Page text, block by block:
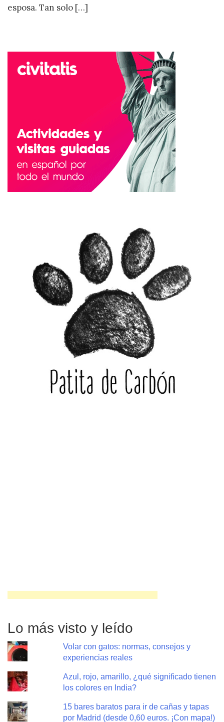
esposa. Tan solo […]
Lo más visto y leído
Volar con gatos: normas, consejos y
experiencias reales
Azul, rojo, amarillo, ¿qué significado tienen
los colores en India?
15 bares baratos para ir de cañas y tapas
por Madrid (desde 0,60 euros. ¡Con mapa!)